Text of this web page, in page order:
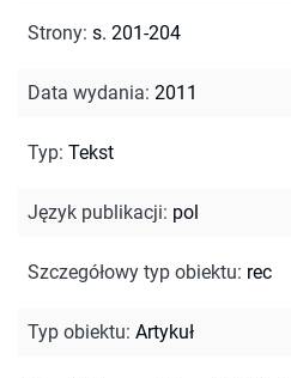
Strony: s. 201-204
Data wydania: 2011
Typ: Tekst
Język publikacji: pol
Szczegółowy typ obiektu: rec
Typ obiektu: Artykuł